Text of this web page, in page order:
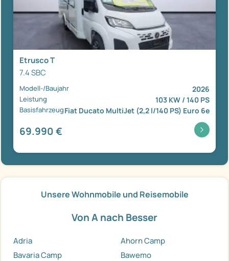
Etrusco T
7.4 SBC
Modell-/Baujahr 2026
Leistung 103 KW / 140 PS
BasisfahrzeugFiat Ducato MultiJet (2,2 l/140 PS) Euro 6e
69.990 €
Unsere Wohnmobile und Reisemobile
Von A nach Besser
Adria
Ahorn Camp
Bavaria Camp
Bawemo